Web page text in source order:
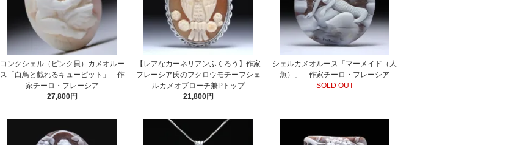
コンクシェル（ピンク貝）カメオルー
ス「白鳥と戯れるキューピット」 作
家チーロ・フレーシア
27,800円
【レアなカーネリアンふくろう】作家
フレーシア氏のフクロウモチーフシェ
ルカメオブローチ兼Pトップ
21,800円
シェルカメオルース「マーメイド（人
魚）」 作家チーロ・フレーシア
SOLD OUT